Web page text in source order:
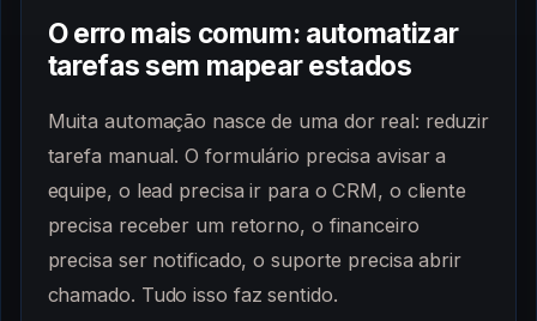
O erro mais comum: automatizar
tarefas sem mapear estados
Muita automação nasce de uma dor real: reduzir
tarefa manual. O formulário precisa avisar a
equipe, o lead precisa ir para o CRM, o cliente
precisa receber um retorno, o financeiro
precisa ser notificado, o suporte precisa abrir
chamado. Tudo isso faz sentido.